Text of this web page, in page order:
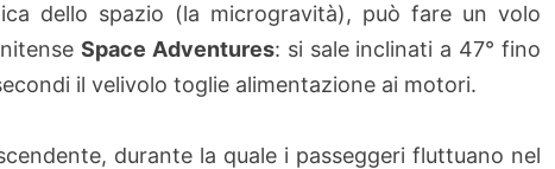
dello spazio (la microgravità), può fare un volo
Space Adventures: si sale inclinati a 47° fino
il velivolo toglie alimentazione ai motori.
durante la quale i passeggeri fluttuano nel